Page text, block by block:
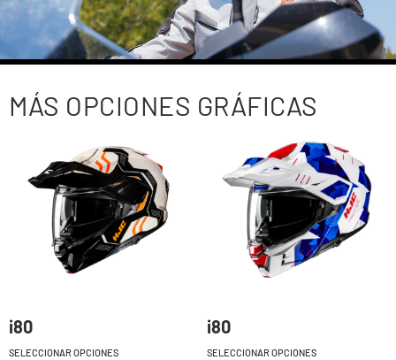
MÁS OPCIONES GRÁFICAS
i80
SELECCIONAR OPCIONES
i80
SELECCIONAR OPCIONES